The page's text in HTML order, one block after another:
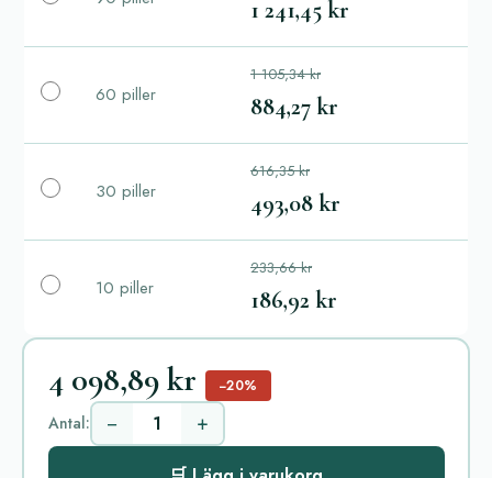
1 241,45 kr
60 piller
1 105,34 kr
884,27 kr
30 piller
616,35 kr
493,08 kr
10 piller
233,66 kr
186,92 kr
4 098,89 kr −20%
Antal: − +